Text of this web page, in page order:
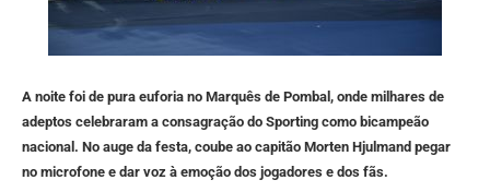
A noite foi de pura euforia no Marquês de Pombal, onde milhares de
adeptos celebraram a consagração do Sporting como bicampeão
nacional. No auge da festa, coube ao capitão Morten Hjulmand pegar
no microfone e dar voz à emoção dos jogadores e dos fãs.